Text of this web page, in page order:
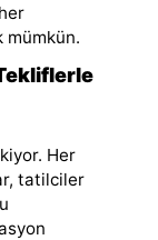
mümkün.
Her
tatilciler